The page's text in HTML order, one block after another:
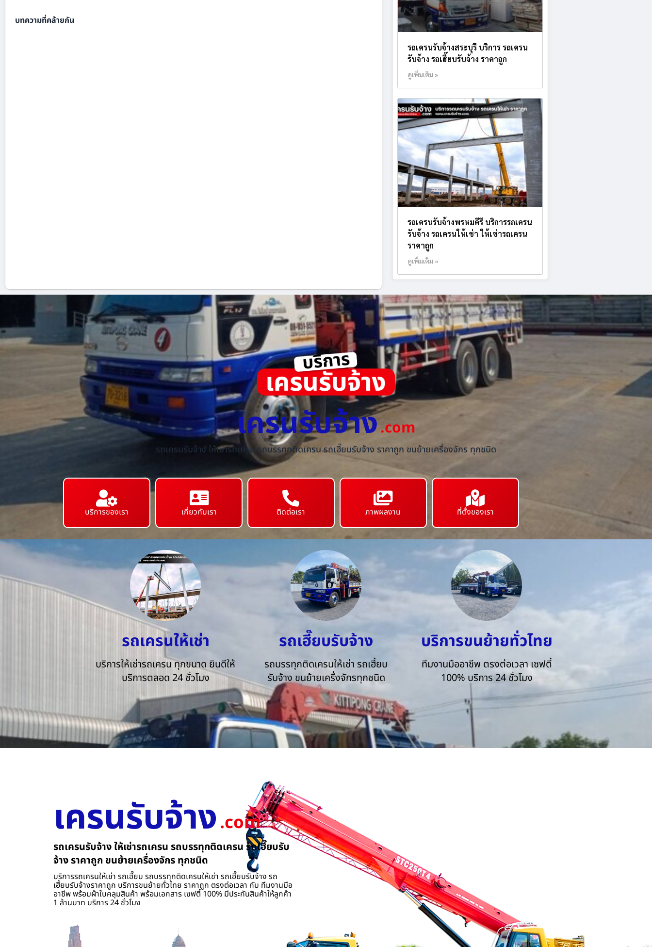
บทความที่คล้ายกัน
รถเครนรับจ้างสระบุรี บริการ รถเครน
รับจ้าง รถเฮี๊ยบรับจ้าง ราคาถูก
ดูเพิ่มเติม »
รถเครนรับจ้างพรหมคีรี บริการรถเครน
รับจ้าง รถเครนให้เช่า ให้เช่ารถเครน
ราคาถูก
ดูเพิ่มเติม »
เครนรับจ้าง.com
รถเครนรับจ้าง ให้เช่ารถเครน รถบรรทุกติดเครน รถเฮี๊ยบรับจ้าง ราคาถูก ขนย้ายเครื่องจักร ทุกชนิด
บริการของเรา เกี่ยวกับเรา ติดต่อเรา ภาพผลงาน ที่ตั้งของเรา
รถเครนให้เช่า
บริการให้เช่ารถเครน ทุกขนาด ยินดีให้
บริการตลอด 24 ชั่วโมง
รถเฮี๊ยบรับจ้าง
รถบรรทุกติดเครนให้เช่า รถเฮี้ยบ
รับจ้าง ขนย้ายเครื่งจักรทุกชนิด
บริการขนย้ายทั่วไทย
ทีมงานมืออาชีพ ตรงต่อเวลา เซฟตี้
100% บริการ 24 ชั่วโมง
เครนรับจ้าง.com
รถเครนรับจ้าง ให้เช่ารถเครน รถบรรทุกติดเครน รถเฮี๊ยบรับ
จ้าง ราคาถูก ขนย้ายเครื่องจักร ทุกชนิด
บริการรถเครนให้เช่า รถเฮี๊ยบ รถบรรทุกติดเครนให้เช่า รถเฮี๊ยบรับจ้าง รถ
เฮี้ยบรับจ้างราคาถูก บริการขนย้ายทั่วไทย ราคาถูก ตรงต่อเวลา กับ ทีมงานมือ
อาชีพ พร้อมผ้าใบคลุมสินค้า พร้อมเอกสาร เซฟตี้ 100% มีประกันสินค้าให้ลูกค้า
1 ล้านบาท บริการ 24 ชั่วโมง